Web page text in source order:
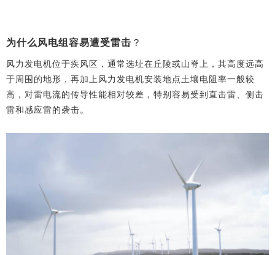
为什么风电组容易遭受雷击 ？
风力发电机位于疾风区，通常选址在丘陵或山脊上，其高度远高
于周围的地形，再加上风力发电机安装地点土壤电阻率一般较
高，对雷电流的传导性能相对较差，特别容易受到直击雷、侧击
雷和感应雷的袭击。